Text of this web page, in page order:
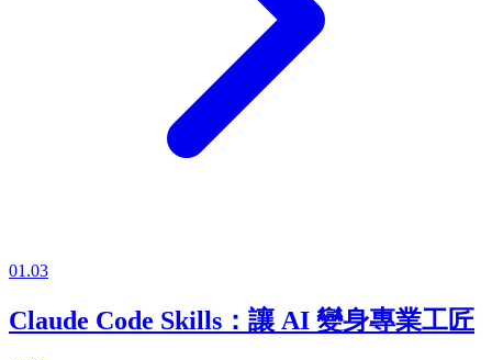
01.03
Claude Code Skills：讓 AI 變身專業工匠